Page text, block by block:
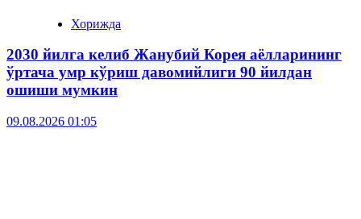
Хорижда
2030 йилга келиб Жанубий Корея аёлларининг
ўртача умр кўриш давомийлиги 90 йилдан
ошиши мумкин
09.08.2026 01:05